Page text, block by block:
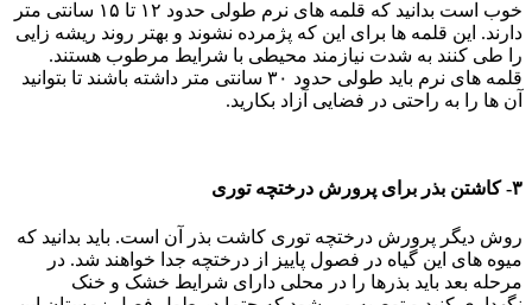
خوب است بدانید که قلمه های نرم طولی حدود ۱۲ تا ۱۵ سانتی متر
دارند. این قلمه ها برای این که پژمرده نشوند و بهتر روند ریشه زایی
را طی کنند به شدت نیازمند محیطی با شرایط مرطوب هستند.
قلمه های نرم باید طولی حدود ۳۰ سانتی متر داشته باشند تا بتوانید
آن ها را به راحتی در فضایی آزاد بکارید.
۳- کاشتن بذر برای پرورش درختچه توری
روش دیگر پرورش درختچه توری کاشت بذر آن است. باید بدانید که
میوه های این گیاه در فصول پاییز از درختچه جدا خواهند شد. در
مرحله بعد باید بذرها را در محلی دارای شرایط خشک و خنک